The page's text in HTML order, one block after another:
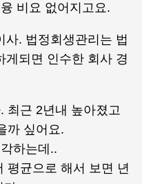
비요 없어지고요.
. 법정회생관리는 법
게되면 인수한 회사 경
최근 2년내 높아졌고
까 싶어요.
하는데..
평균으로 해서 보면 년